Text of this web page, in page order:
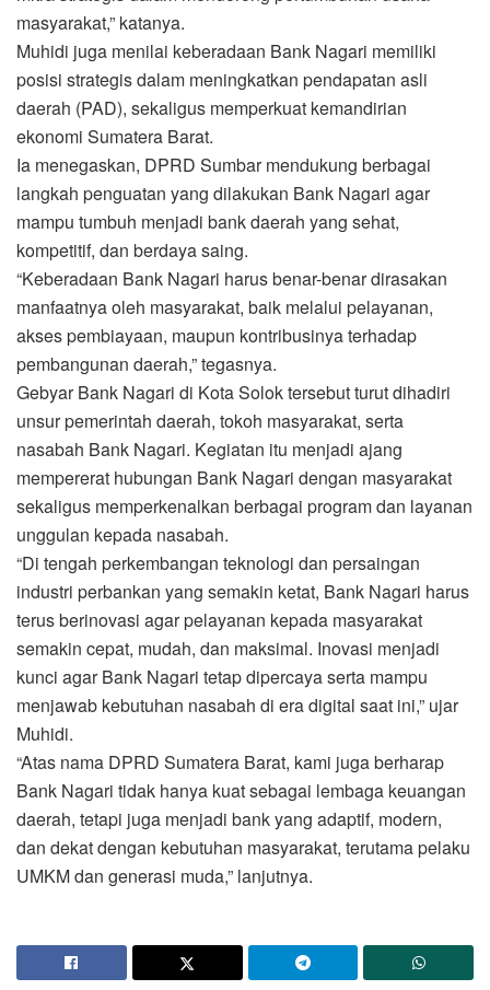
masyarakat,” katanya.
Muhidi juga menilai keberadaan Bank Nagari memiliki
posisi strategis dalam meningkatkan pendapatan asli
daerah (PAD), sekaligus memperkuat kemandirian
ekonomi Sumatera Barat.
Ia menegaskan, DPRD Sumbar mendukung berbagai
langkah penguatan yang dilakukan Bank Nagari agar
mampu tumbuh menjadi bank daerah yang sehat,
kompetitif, dan berdaya saing.
“Keberadaan Bank Nagari harus benar-benar dirasakan
manfaatnya oleh masyarakat, baik melalui pelayanan,
akses pembiayaan, maupun kontribusinya terhadap
pembangunan daerah,” tegasnya.
Gebyar Bank Nagari di Kota Solok tersebut turut dihadiri
unsur pemerintah daerah, tokoh masyarakat, serta
nasabah Bank Nagari. Kegiatan itu menjadi ajang
mempererat hubungan Bank Nagari dengan masyarakat
sekaligus memperkenalkan berbagai program dan layanan
unggulan kepada nasabah.
“Di tengah perkembangan teknologi dan persaingan
industri perbankan yang semakin ketat, Bank Nagari harus
terus berinovasi agar pelayanan kepada masyarakat
semakin cepat, mudah, dan maksimal. Inovasi menjadi
kunci agar Bank Nagari tetap dipercaya serta mampu
menjawab kebutuhan nasabah di era digital saat ini,” ujar
Muhidi.
“Atas nama DPRD Sumatera Barat, kami juga berharap
Bank Nagari tidak hanya kuat sebagai lembaga keuangan
daerah, tetapi juga menjadi bank yang adaptif, modern,
dan dekat dengan kebutuhan masyarakat, terutama pelaku
UMKM dan generasi muda,” lanjutnya.